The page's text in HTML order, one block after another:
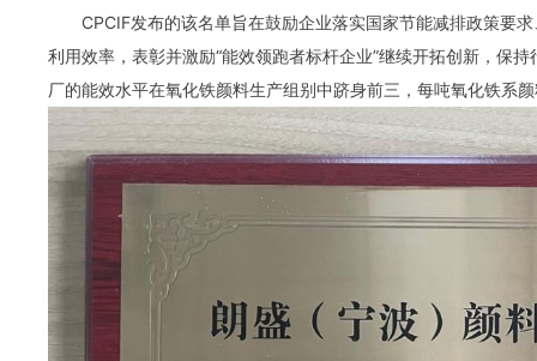
CPCIF发布的该名单旨在鼓励企业落实国家节能减排政策要
利用效率，表彰并激励“能效领跑者标杆企业”继续开拓创新，保
厂的能效水平在氧化铁颜料生产组别中跻身前三，每吨氧化铁系